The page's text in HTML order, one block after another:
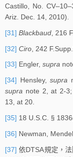
Castillo, No.
Ariz. Dec. 14, 2010).
[31] Blackbaud , 216
[32] Ciro , 242
[33] Engler, supra
[34] Hensley,supra
supra note 2, at 2-3;
13, at 20.
[35] 18 U.S.C. §
[36] Newman,
[37] 依DTSA規定，